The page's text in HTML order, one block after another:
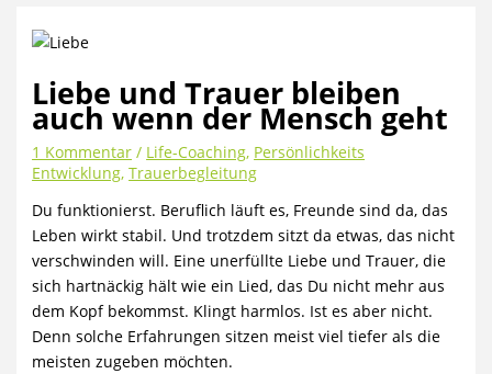
Liebe und Trauer bleiben
auch wenn der Mensch geht
1 Kommentar / Life-Coaching, Persönlichkeits
Entwicklung,Trauerbegleitung
Du funktionierst. Beruflich läuft es, Freunde sind da, das
Leben wirkt stabil. Und trotzdem sitzt da etwas, das nicht
verschwinden will. Eine unerfüllte Liebe und Trauer, die
sich hartnäckig hält wie ein Lied, das Du nicht mehr aus
dem Kopf bekommst. Klingt harmlos. Ist es aber nicht.
Denn solche Erfahrungen sitzen meist viel tiefer als die
meisten zugeben möchten.